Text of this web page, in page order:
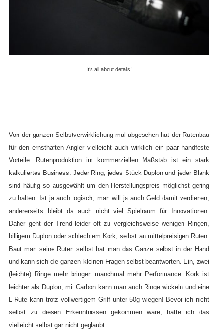
It‘s all about details!
Von der ganzen Selbstverwirklichung mal abgesehen hat der Rutenbau
für den ernsthaften Angler vielleicht auch wirklich ein paar handfeste
Vorteile. Rutenproduktion im kommerziellen Maßstab ist ein stark
kalkuliertes Business. Jeder Ring, jedes Stück Duplon und jeder Blank
sind häufig so ausgewählt um den Herstellungspreis möglichst gering
zu halten. Ist ja auch logisch, man will ja auch Geld damit verdienen,
andererseits bleibt da auch nicht viel Spielraum für Innovationen.
Daher geht der Trend leider oft zu vergleichsweise wenigen Ringen,
billigem Duplon oder schlechtem Kork, selbst an mittelpreisigen Ruten.
Baut man seine Ruten selbst hat man das Ganze selbst in der Hand
und kann sich die ganzen kleinen Fragen selbst beantworten. Ein, zwei
(leichte) Ringe mehr bringen manchmal mehr Performance, Kork ist
leichter als Duplon, mit Carbon kann man auch Ringe wickeln und eine
L-Rute kann trotz vollwertigem Griff unter 50g wiegen! Bevor ich nicht
selbst zu diesen Erkenntnissen gekommen wäre, hätte ich das
vielleicht selbst gar nicht geglaubt.